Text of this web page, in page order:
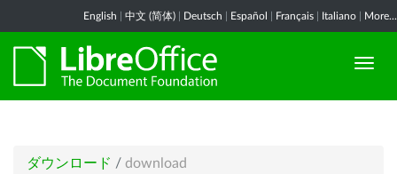
English 中文 (简体) Deutsch Español Français Italiano More...
ダウンロード / download